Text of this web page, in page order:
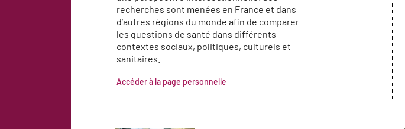
recherches sont menées en France et dans
d’autres régions du monde afin de comparer
les questions de santé dans différents
contextes sociaux, politiques, culturels et
sanitaires.
Accéder à la page personnelle